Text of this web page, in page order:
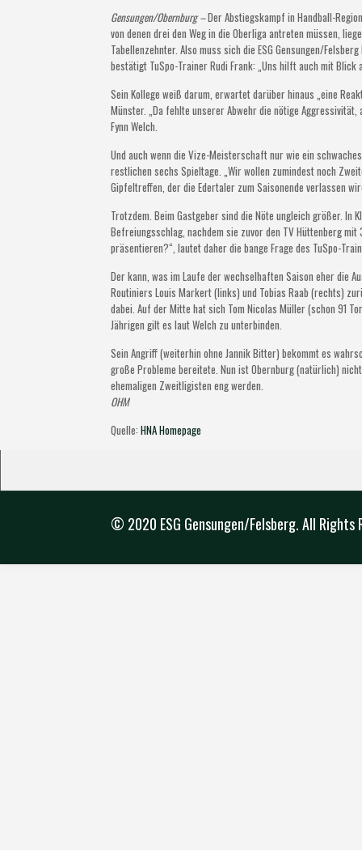
Gensungen/Obernburg –Der Abstiegskampf in Handball-
von denen drei den Weg in die Oberliga antreten müssen,
Tabellenzehnter. Also muss sich die ESG Gensungen/
bestätigt TuSpo-Trainer Rudi Frank: „Uns hilft auch mit Blick
Sein Kollege weiß darum, erwartet darüber hinaus „eine
Münster. „Da fehlte unserer Abwehr die nötige
Fynn Welch.
Und auch wenn die Vize-Meisterschaft nur wie ein
restlichen sechs Spieltage. „Wir wollen zumindest noch
Gipfeltreffen, der die Edertaler zum Saisonende verlassen
Trotzdem. Beim Gastgeber sind die Nöte ungleich größer.
Befreiungsschlag, nachdem sie zuvor den TV Hüttenberg
präsentieren?“, lautet daher die bange Frage des TuSpo-
Der kann, was im Laufe der wechselhaften Saison eher die
Routiniers Louis Markert (links) und Tobias Raab (rechts)
dabei. Auf der Mitte hat sich Tom Nicolas Müller (schon 91
Jährigen gilt es laut Welch zu unterbinden.
Sein Angriff (weiterhin ohne Jannik Bitter) bekommt es
große Probleme bereitete. Nun ist Obernburg (natürlich)
ehemaligen Zweitligisten eng werden.
OHM
Quelle: HNA Homepage
© 2020 ESG Gensungen/Felsberg. All Rights